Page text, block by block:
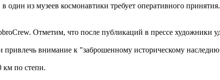
один из музеев космонавтики требует оперативного
Отметим, что после публикаций в прессе художники
привлечь внимание к "заброшенному историческому
км по степи.